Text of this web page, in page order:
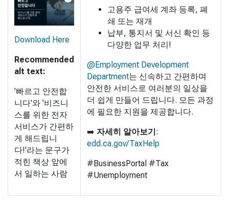
Download Here
Recommended
alt text:
'빠르고 안전합
니다'와 '비즈니
스를 위한 전자
서비스가 간편하
게 해드립니
다!'라는 문구가
적힌 책상 앞에
서 일하는 사람
고용주 급여세 계좌 등록, 폐
쇄 또는 재개
납부, 통지서 및 서신 확인 등
다양한 업무 처리!
@Employment Development
Department는 신속하고 간편하며
안전한 서비스로 여러분의 일상을
더 쉽게 만들어 드립니다. 모든 과정
에 필요한 지원을 제공합니다.
➡️ 자세히 알아보기:
edd.ca.gov/TaxHelp
#BusinessPortal #Tax
#Unemployment